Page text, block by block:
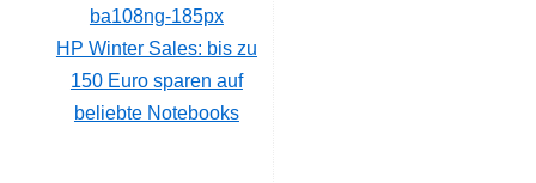
HP Winter Sales: bis zu
150 Euro sparen auf
beliebte Notebooks